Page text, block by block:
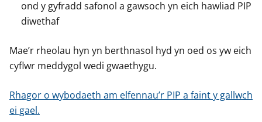
ond y gyfradd safonol a gawsoch yn eich hawliad PIP
diwethaf
Mae’r rheolau hyn yn berthnasol hyd yn oed os yw eich
cyflwr meddygol wedi gwaethygu.
Rhagor o wybodaeth am elfennau’r PIP a faint y gallwch
ei gael.